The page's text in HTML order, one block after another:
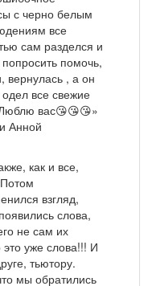
с черно белым
все
сам разделся и
помочь,
вернулась , а он
все свежие
вас😘😘😘»
Анной
как и все,
взгляд,
слова,
не сам их
уже слова!!! И
тьютору.
мы обратились